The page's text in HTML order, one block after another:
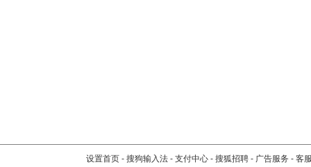
设置首页 - 搜狗输入法 - 支付中心 - 搜狐招聘 - 广告服务 - 客